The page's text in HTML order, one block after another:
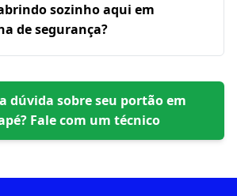
sozinho aqui em
de segurança?
dúvida sobre seu portão em
? Fale com um técnico